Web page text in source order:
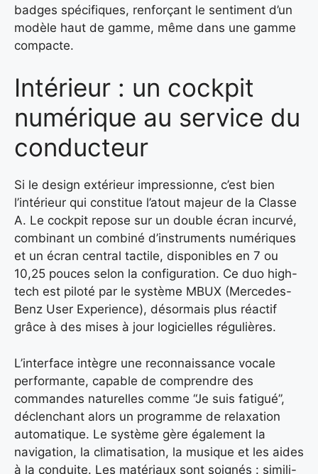
badges spécifiques, renforçant le sentiment d’un
modèle haut de gamme, même dans une gamme
compacte.
Intérieur : un cockpit
numérique au service du
conducteur
Si le design extérieur impressionne, c’est bien
l’intérieur qui constitue l’atout majeur de la Classe
A. Le cockpit repose sur un double écran incurvé,
combinant un combiné d’instruments numériques
et un écran central tactile, disponibles en 7 ou
10,25 pouces selon la configuration. Ce duo high-
tech est piloté par le système MBUX (Mercedes-
Benz User Experience), désormais plus réactif
grâce à des mises à jour logicielles régulières.
L’interface intègre une reconnaissance vocale
performante, capable de comprendre des
commandes naturelles comme “Je suis fatigué”,
déclenchant alors un programme de relaxation
automatique. Le système gère également la
navigation, la climatisation, la musique et les aides
à la conduite. Les matériaux sont soignés : simili-